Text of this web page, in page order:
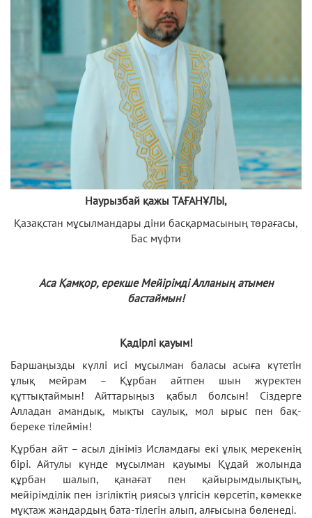
Наурызбай қажы ТАҒАНҰЛЫ,
Қазақстан мұсылмандары діни басқармасының төрағасы,
Бас мүфти
Аса Қамқор, ерекше Мейірімді Алланың атымен
бастаймын!
Қадірлі қауым!
Баршаңызды күллі исі мұсылман баласы асыға күтетін
ұлық мейрам – Құрбан айтпен шын жүректен
құттықтаймын! Айттарыңыз қабыл болсын! Сіздерге
Алладан амандық, мықты саулық, мол ырыс пен бақ-
береке тілеймін!
Құрбан айт – асыл дініміз Исламдағы екі ұлық мерекенің
бірі. Айтулы күнде мұсылман қауымы Құдай жолында
құрбан шалып, қанағат пен қайырымдылықтың,
мейірімділік пен ізгіліктің риясыз үлгісін көрсетіп, көмекке
мұқтаж жандардың бата-тілегін алып, алғысына бөленеді.